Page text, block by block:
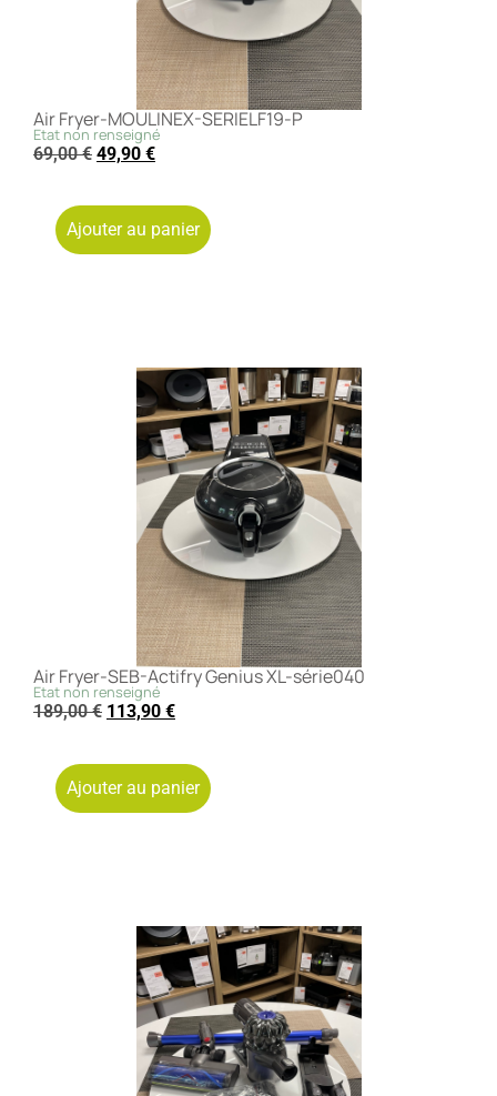
Air Fryer-MOULINEX-SERIELF19-P
Etat non renseigné
69,00€ 49,90 €
Ajouter au panier
Air Fryer-SEB-Actifry Genius XL-série040
Etat non renseigné
189,00€ 113,90 €
Ajouter au panier